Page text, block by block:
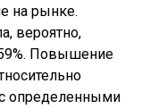
на рынке.
вероятно,
Повышение
определенными